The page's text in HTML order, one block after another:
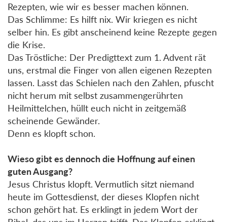
Rezepten, wie wir es besser machen können.
Das Schlimme: Es hilft nix. Wir kriegen es nicht
selber hin. Es gibt anscheinend keine Rezepte gegen
die Krise.
Das Tröstliche: Der Predigttext zum 1. Advent rät
uns, erstmal die Finger von allen eigenen Rezepten
lassen. Lasst das Schielen nach den Zahlen, pfuscht
nicht herum mit selbst zusammengerührten
Heilmittelchen, hüllt euch nicht in zeitgemäß
scheinende Gewänder.
Denn es klopft schon.
Wieso gibt es dennoch die Hoffnung auf einen
guten Ausgang?
Jesus Christus klopft. Vermutlich sitzt niemand
heute im Gottesdienst, der dieses Klopfen nicht
schon gehört hat. Es erklingt in jedem Wort der